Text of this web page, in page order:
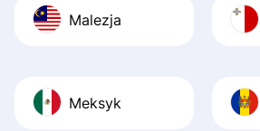
Malezja
Meksyk